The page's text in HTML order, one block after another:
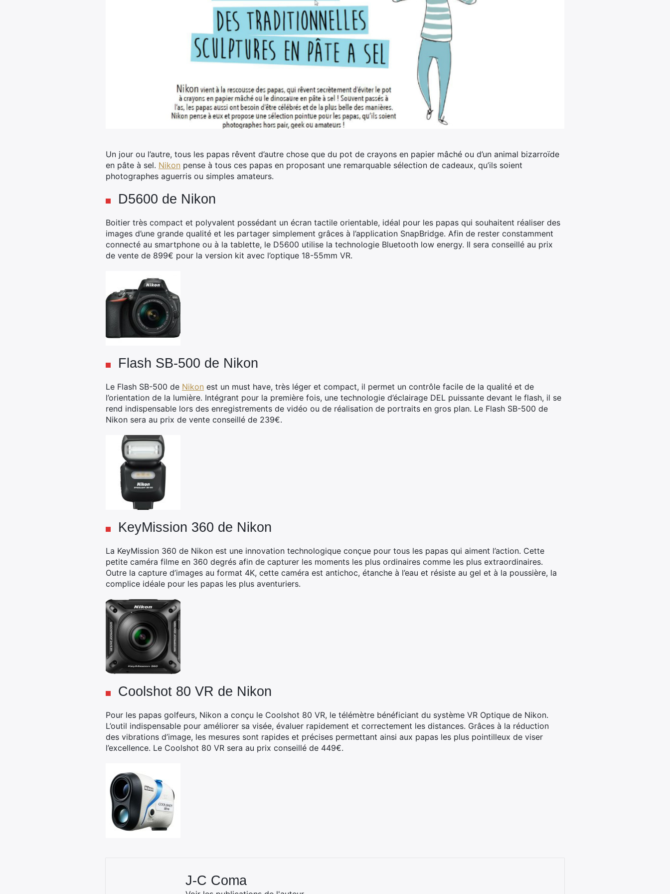
Un jour ou l’autre, tous les papas rêvent d’autre chose que du pot de crayons en papier mâché ou d’un animal bizarroïde
en pâte à sel. Nikon pense à tous ces papas en proposant une remarquable sélection de cadeaux, qu’ils soient
photographes aguerris ou simples amateurs.
D5600 de Nikon
Boitier très compact et polyvalent possédant un écran tactile orientable, idéal pour les papas qui souhaitent réaliser des
images d’une grande qualité et les partager simplement grâces à l’application SnapBridge. Afin de rester constamment
connecté au smartphone ou à la tablette, le D5600 utilise la technologie Bluetooth low energy. Il sera conseillé au prix
de vente de 899€ pour la version kit avec l’optique 18-55mm VR.
Flash SB-500 de Nikon
Le Flash SB-500 de Nikon est un must have, très léger et compact, il permet un contrôle facile de la qualité et de
l’orientation de la lumière. Intégrant pour la première fois, une technologie d’éclairage DEL puissante devant le flash, il se
rend indispensable lors des enregistrements de vidéo ou de réalisation de portraits en gros plan. Le Flash SB-500 de
Nikon sera au prix de vente conseillé de 239€.
KeyMission 360 de Nikon
La KeyMission 360 de Nikon est une innovation technologique conçue pour tous les papas qui aiment l’action. Cette
petite caméra filme en 360 degrés afin de capturer les moments les plus ordinaires comme les plus extraordinaires.
Outre la capture d’images au format 4K, cette caméra est antichoc, étanche à l’eau et résiste au gel et à la poussière, la
complice idéale pour les papas les plus aventuriers.
Coolshot 80 VR de Nikon
Pour les papas golfeurs, Nikon a conçu le Coolshot 80 VR, le télémètre bénéficiant du système VR Optique de Nikon.
L’outil indispensable pour améliorer sa visée, évaluer rapidement et correctement les distances. Grâces à la réduction
des vibrations d’image, les mesures sont rapides et précises permettant ainsi aux papas les plus pointilleux de viser
l’excellence. Le Coolshot 80 VR sera au prix conseillé de 449€.
J-C Coma